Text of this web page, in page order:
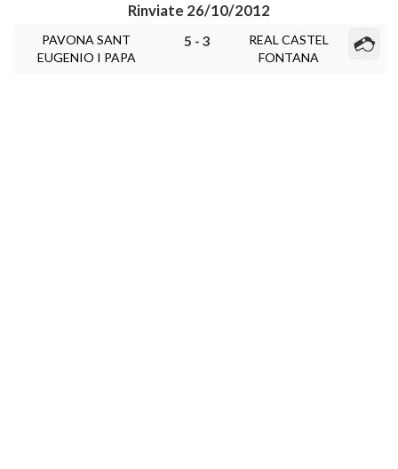
Rinviate 26/10/2012
PAVONA SANT
EUGENIO I PAPA
5 - 3
REAL CASTEL
FONTANA